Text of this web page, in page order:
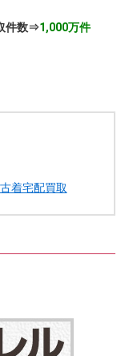
件数⇒1,000万件
着宅配買取